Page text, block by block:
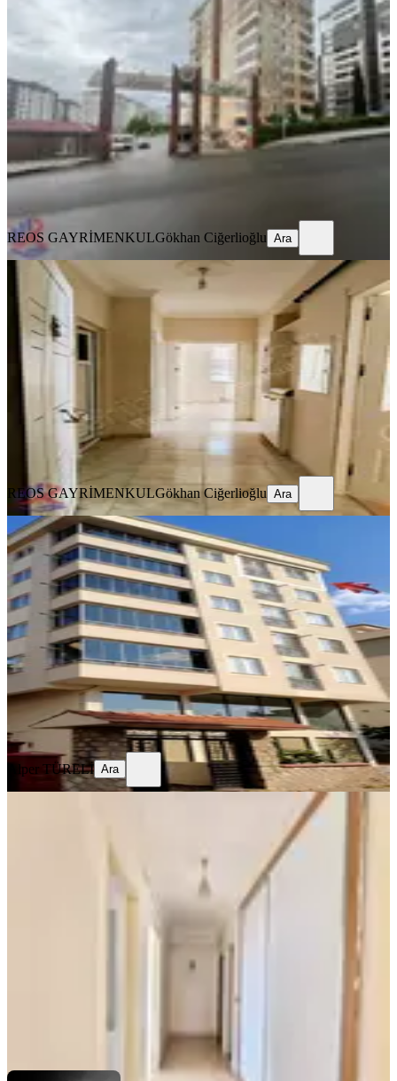
Reos Gayrimenkul'den Mimoza
Sitesinde 200m² Kiralık 4+1
Onikişubat, Tekerek Mahallesi
4+1·220 m²·5. Kat·05.08.2026
31.500 ₺
REOS GAYRİMENKUL
REOS GAYRİMENKULGökhan Ciğerlioğlu Ara
YENİ
Reos Tan 2+1 Kiralık Abdülhamitte
Onikişubat, Abdülhamid Han Mahallesi
100 m² 5. Kat 05.08.2026
REOS GAYRİMENKULGökhan Ciğerlioğlu
REOS GAYRİMENKULGökhan Ciğerlioğlu Ara
YENİ
Sahibinden Memura Dağ Manzaralı
Temiz 1+1 Daire
Onikişubat, Yunus Emre Mahallesi
1+1·40 m² · 5. Kat·05.08.2026
18.500 ₺
Alper TÜRELİ
Ara
Alper TÜRELİ Ara
Yeni Rota'dan Boğaziçi Mahallesi
Onikişubat, Boğaziçi Mahallesi
·04.08.2026
20.000 ₺